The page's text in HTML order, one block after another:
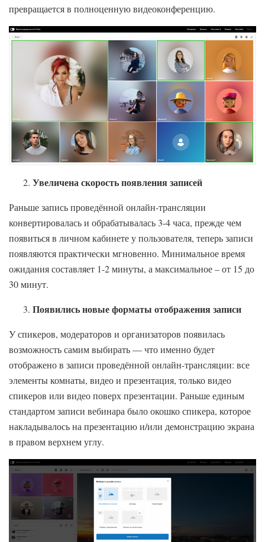
превращается в полноценную видеоконференцию.
Увеличена скорость появления записей
Раньше запись проведённой онлайн-трансляции
конвертировалась и обрабатывалась 3-4 часа, прежде чем
появиться в личном кабинете у пользователя, теперь записи
появляются практически мгновенно. Минимальное время
ожидания составляет 1-2 минуты, а максимальное – от 15 до
30 минут.
Появились новые форматы отображения записи
У спикеров, модераторов и организаторов появилась
возможность самим выбирать — что именно будет
отображено в записи проведённой онлайн-трансляции: все
элементы комнаты, видео и презентация, только видео
спикеров или видео поверх презентации. Раньше единым
стандартом записи вебинара было окошко спикера, которое
накладывалось на презентацию и/или демонстрацию экрана
в правом верхнем углу.